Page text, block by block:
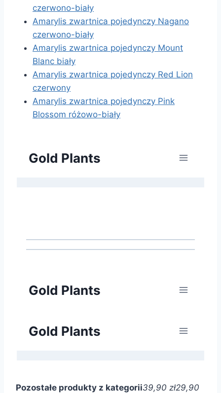
czerwono-biały
Amarylis zwartnica pojedynczy Nagano
czerwono-biały
Amarylis zwartnica pojedynczy Mount
Blanc biały
Amarylis zwartnica pojedynczy Red Lion
czerwony
Amarylis zwartnica pojedynczy Pink
Blossom różowo-biały
Pozostałe produkty z kategorii39,90 zł29,90